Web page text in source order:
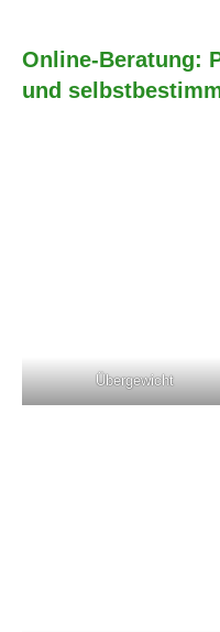
Online-Beratung:
und
Übergewicht